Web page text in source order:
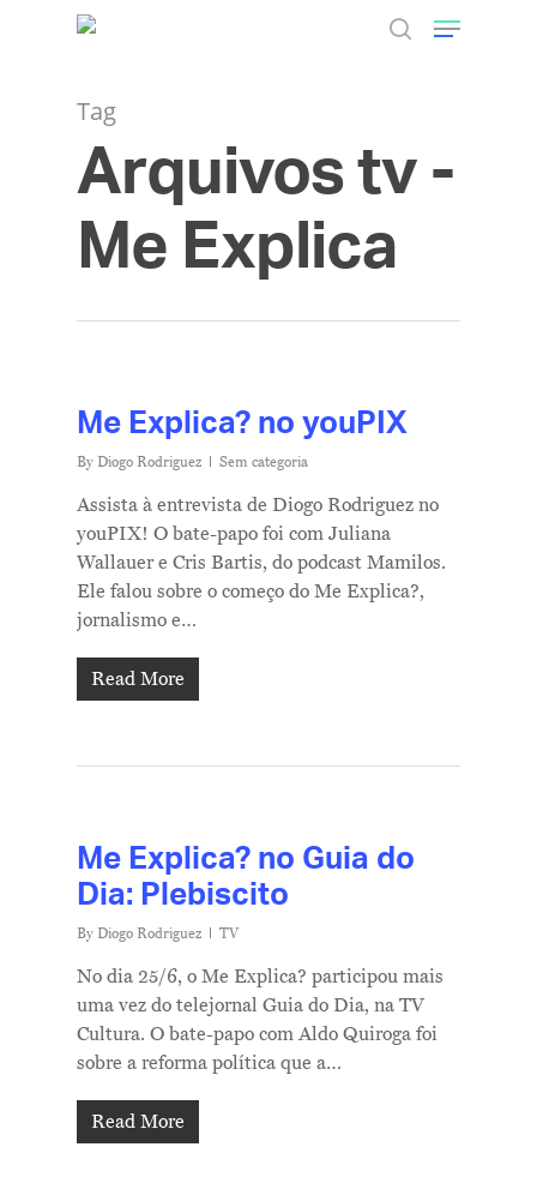
Hit enter to search or ESC to close
Tag
Arquivos tv -
Me Explica
Me Explica? no youPIX
By Diogo Rodriguez Sem categoria
Assista à entrevista de Diogo Rodriguez no
youPIX! O bate-papo foi com Juliana
Wallauer e Cris Bartis, do podcast Mamilos.
Ele falou sobre o começo do Me Explica?,
jornalismo e…
Read More
Me Explica? no Guia do
Dia: Plebiscito
By Diogo Rodriguez TV
No dia 25/6, o Me Explica? participou mais
uma vez do telejornal Guia do Dia, na TV
Cultura. O bate-papo com Aldo Quiroga foi
sobre a reforma política que a…
Read More